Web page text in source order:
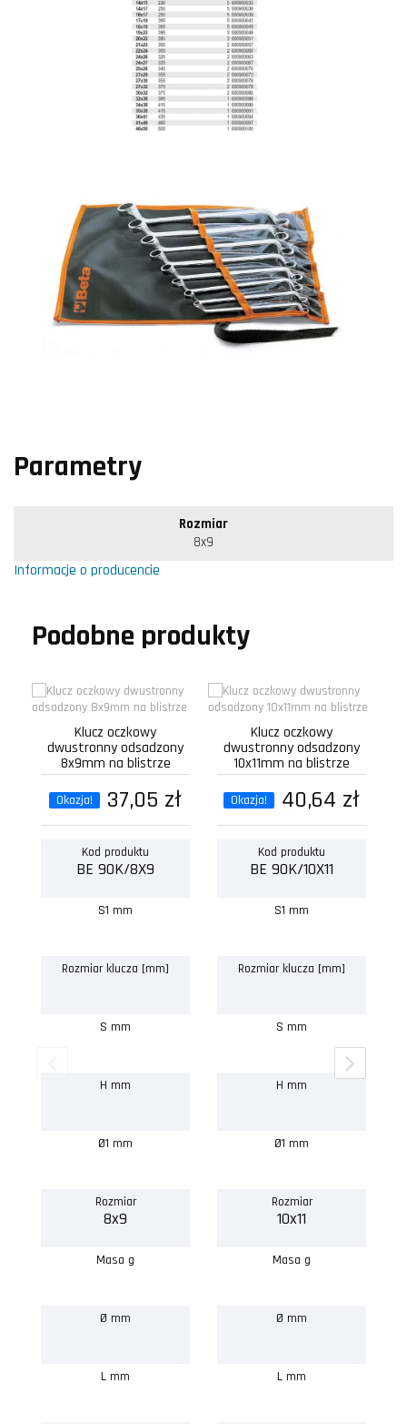
Parametry
Rozmiar
8x9
Informacje o producencie
Podobne produkty
Klucz oczkowy
dwustronny odsadzony
8x9mm na blistrze
Okazja! 37,05 zł
Kod produktu
BE 90K/8X9
S1 mm
Rozmiar klucza [mm]
S mm
H mm
Ø1 mm
Rozmiar
8x9
Masa g
Ø mm
L mm
Klucz oczkowy
dwustronny odsadzony
10x11mm na blistrze
Okazja! 40,64 zł
Kod produktu
BE 90K/10X11
S1 mm
Rozmiar klucza [mm]
S mm
H mm
Ø1 mm
Rozmiar
10x11
Masa g
Ø mm
L mm